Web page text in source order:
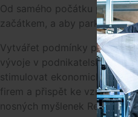
Od samého počátku přípravy
začátkem, a aby park mohl
Vytvářet podmínky pro vznik
vývoje v podnikatelské praxi,
stimulovat ekonomický růst
firem a přispět ke vzniku a
nosných myšlenek